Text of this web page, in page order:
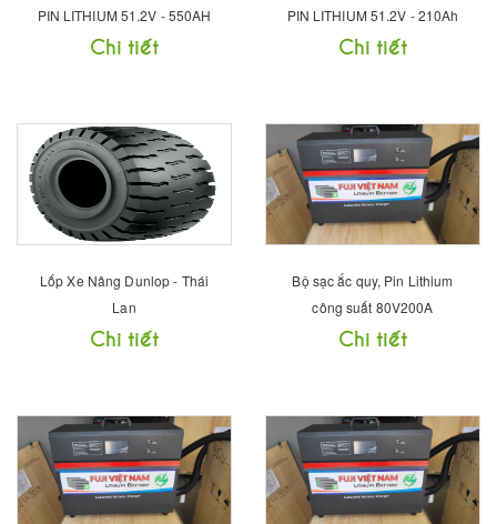
PIN LITHIUM 51.2V - 550AH
Chi tiết
PIN LITHIUM 51.2V - 210Ah
Chi tiết
Lốp Xe Nâng Dunlop - Thái
Lan
Chi tiết
Bộ sạc ắc quy, Pin Lithium
công suất 80V200A
Chi tiết